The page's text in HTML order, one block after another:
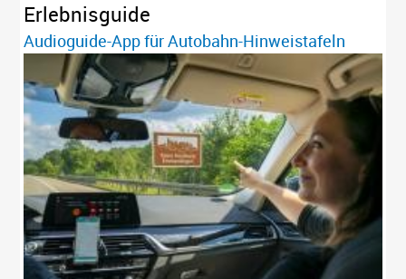
Erlebnisguide
Audioguide-App für Autobahn-Hinweistafeln